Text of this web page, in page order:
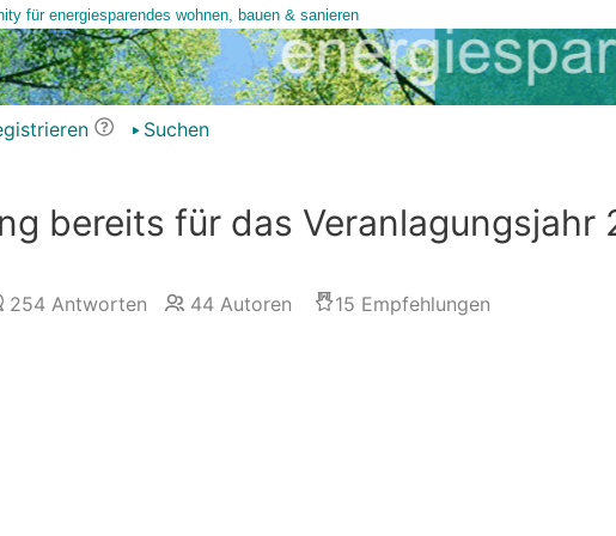
Suchen
bereits für das Veranlagungsjahr
254Antworten 44Autoren 15 Empfehlungen